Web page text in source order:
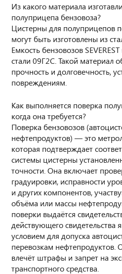
Из какого материала
полуприцепа бензовоза?
Цистерны для полуприцепов
могут быть изготовлены из
Емкость бензовозов
стали 09Г2С. Такой материал
прочность и долговечность,
повреждениям.
Как выполняется поверка
когда она требуется?
Поверка бензовозов
нефтепродуктов) — это
которая подтверждает
системы цистерны
точности. Она включает
градуировки, исправности
и других компонентов,
объёма или массы
поверки выдаётся
действующего свидетельства
условием для допуска
перевозкам нефтепродуктов.
влечёт штрафы и запрет на
транспортного средства.